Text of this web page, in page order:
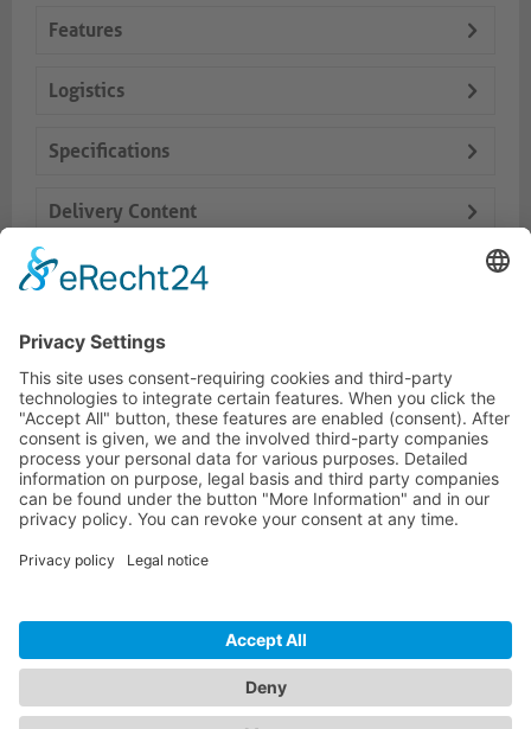
Features
Logistics
Specifications
Delivery Content
Dokumente
Prod. similaires
HOTLINE ASSISTANCE
ONEAV.EU
NEWSLETTER